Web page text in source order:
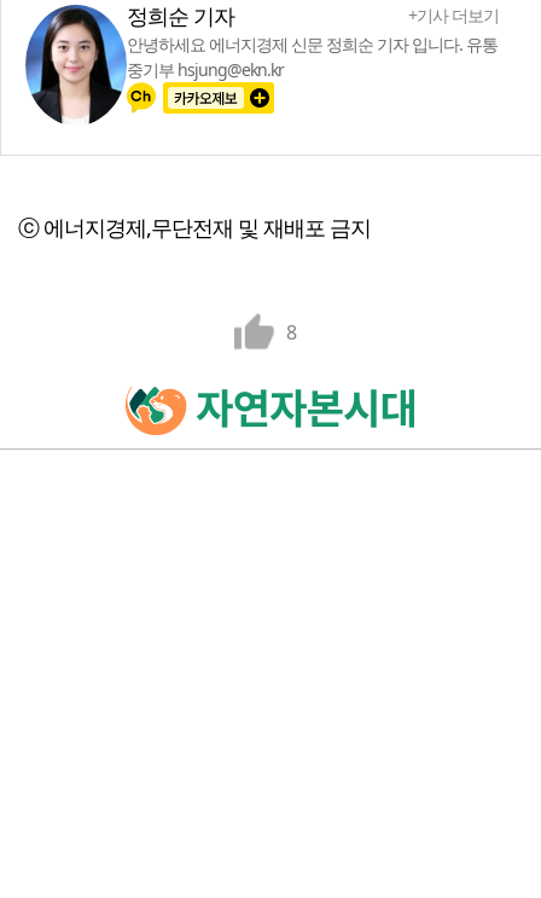
정희순 기자
+기사 더보기
안녕하세요 에너지경제 신문 정희순 기자 입니다. 유통
중기부 hsjung@ekn.kr
ⓒ 에너지경제,무단전재 및 재배포 금지
8